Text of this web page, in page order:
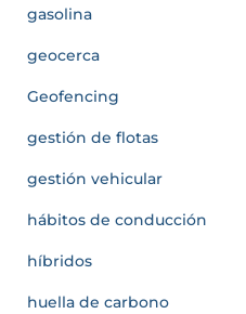
gasolina
geocerca
Geofencing
gestión de flotas
gestión vehicular
hábitos de conducción
híbridos
huella de carbono